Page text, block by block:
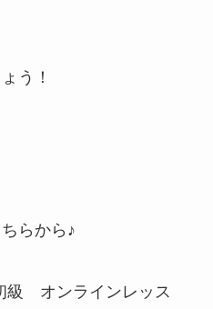
う！
らから♪
級 オンラインレッス